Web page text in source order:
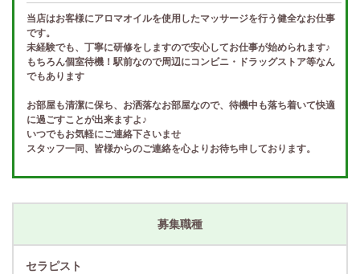
当店はお客様にアロマオイルを使用したマッサージを行う健全なお仕事
です。
未経験でも、丁寧に研修をしますので安心してお仕事が始められます♪
もちろん個室待機！駅前なので周辺にコンビニ・ドラッグストア等なん
でもあります
お部屋も清潔に保ち、お洒落なお部屋なので、待機中も落ち着いて快適
に過ごすことが出来ますよ♪
いつでもお気軽にご連絡下さいませ
スタッフ一同、皆様からのご連絡を心よりお待ち申しております。
募集職種
セラピスト